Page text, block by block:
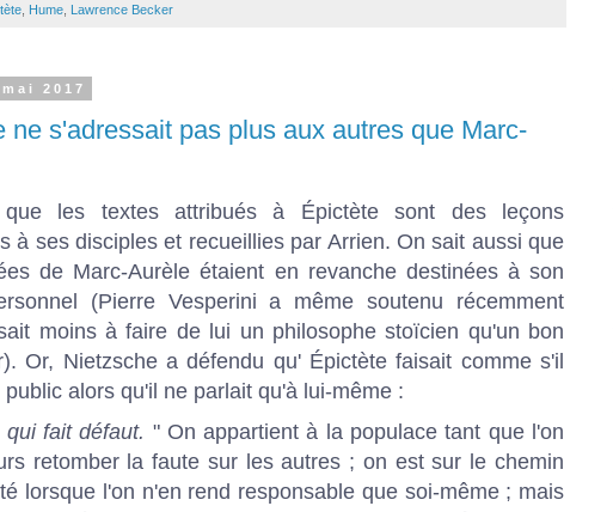
Hume Lawrence Becker
2017
ne s'adressait pas plus aux autres que Marc-
les textes attribués à Épictète sont des leçons
à ses disciples et recueillies par Arrien. On sait aussi que
de Marc-Aurèle étaient en revanche destinées à son
(Pierre Vesperini a même soutenu récemment
moins à faire de lui un philosophe stoïcien qu'un bon
). Or, Nietzsche a défendu qu' Épictète faisait comme s'il
public alors qu'il ne parlait qu'à lui-même :
qui fait défaut. " On appartient à la populace tant que l'on
retomber la faute sur les autres ; on est sur le chemin
lorsque l'on n'en rend responsable que soi-même ; mais